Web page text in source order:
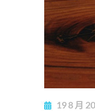
19 8 月